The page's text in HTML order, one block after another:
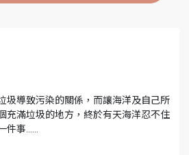
圾導致污染的關係，而讓海洋及自己所
充滿垃圾的地方，終於有天海洋忍不住
件事……